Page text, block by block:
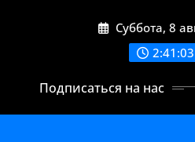
Суббота, 8
Подписаться на нас